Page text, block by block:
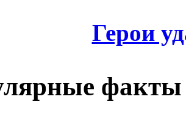
Герои
факты